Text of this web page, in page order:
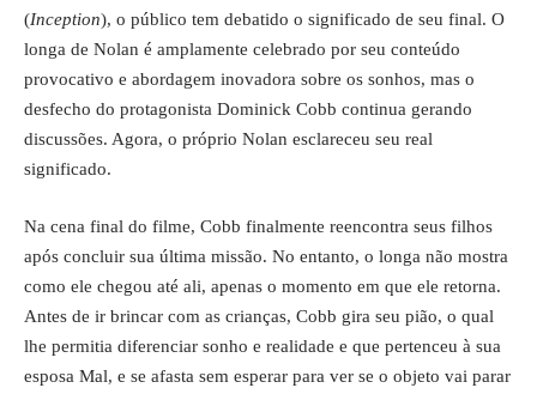
(Inception), o público tem debatido o significado de seu final. O
longa de Nolan é amplamente celebrado por seu conteúdo
provocativo e abordagem inovadora sobre os sonhos, mas o
desfecho do protagonista Dominick Cobb continua gerando
discussões. Agora, o próprio Nolan esclareceu seu real
significado.
Na cena final do filme, Cobb finalmente reencontra seus filhos
após concluir sua última missão. No entanto, o longa não mostra
como ele chegou até ali, apenas o momento em que ele retorna.
Antes de ir brincar com as crianças, Cobb gira seu pião, o qual
lhe permitia diferenciar sonho e realidade e que pertenceu à sua
esposa Mal, e se afasta sem esperar para ver se o objeto vai parar